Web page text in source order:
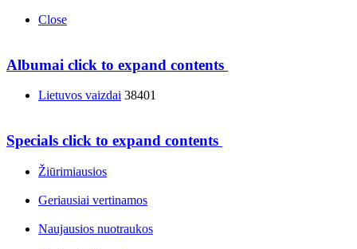
Close
Albumai click to expand contents
Lietuvos vaizdai 38401
Specials click to expand contents
Žiūrimiausios
Geriausiai vertinamos
Naujausios nuotraukos